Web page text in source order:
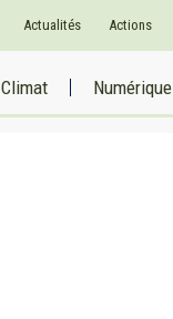
Actualités Actions
Climat Numérique